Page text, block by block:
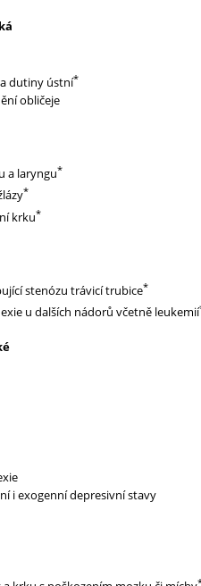
dutiny ústní*
obličeje
a laryngu*
*
krku*
stenózu trávicí trubice*
u dalších nádorů včetně leukemií
i exogenní depresivní stavy